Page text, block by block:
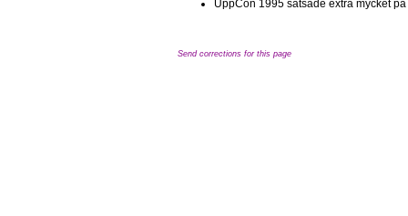
UppCon 1995 satsade extra mycket
Send corrections for this page